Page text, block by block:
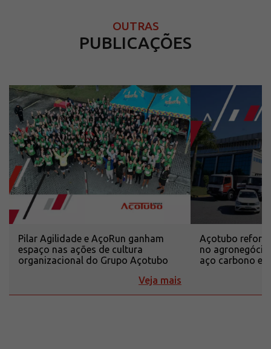
OUTRAS
PUBLICAÇÕES
Pilar Agilidade e AçoRun ganham
espaço nas ações de cultura
organizacional do Grupo Açotubo
Veja mais
Açotubo
no
aço carbono e